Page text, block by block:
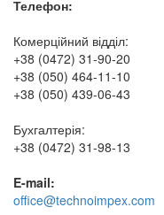
Телефон:
Комерційний відділ:
+38 (0472) 31-90-20
+38 (050) 464-11-10
+38 (050) 439-06-43
Бухгалтерія:
+38 (0472) 31-98-13
E-mail:
office@technoimpex.com